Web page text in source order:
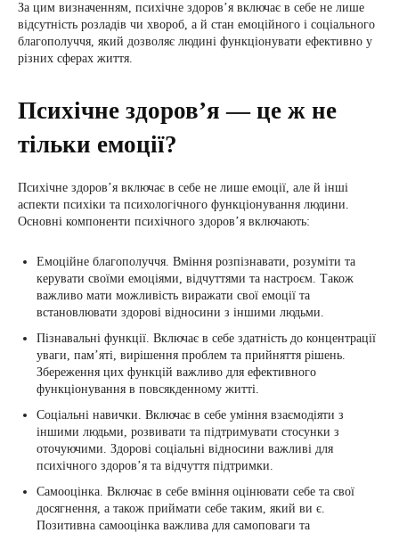
За цим визначенням, психічне здоров’я включає в себе не лише
відсутність розладів чи хвороб, а й стан емоційного і соціального
благополуччя, який дозволяє людині функціонувати ефективно у
різних сферах життя.
Психічне здоров’я — це ж не
тільки емоції?
Психічне здоров’я включає в себе не лише емоції, але й інші
аспекти психіки та психологічного функціонування людини.
Основні компоненти психічного здоров’я включають:
Емоційне благополуччя. Вміння розпізнавати, розуміти та
керувати своїми емоціями, відчуттями та настроєм. Також
важливо мати можливість виражати свої емоції та
встановлювати здорові відносини з іншими людьми.
Пізнавальні функції. Включає в себе здатність до концентрації
уваги, пам’яті, вирішення проблем та прийняття рішень.
Збереження цих функцій важливо для ефективного
функціонування в повсякденному житті.
Соціальні навички. Включає в себе уміння взаємодіяти з
іншими людьми, розвивати та підтримувати стосунки з
оточуючими. Здорові соціальні відносини важливі для
психічного здоров’я та відчуття підтримки.
Самооцінка. Включає в себе вміння оцінювати себе та свої
досягнення, а також приймати себе таким, який ви є.
Позитивна самооцінка важлива для самоповаги та